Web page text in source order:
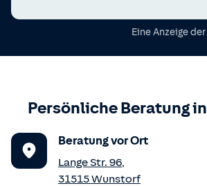
Eine Anzeige der
Persönliche Beratung in
Beratung vor Ort
Lange Str. 96,
31515Wunstorf